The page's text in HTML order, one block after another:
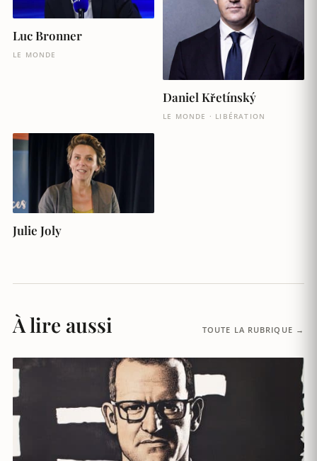
Luc Bronner
LE MONDE
Daniel Křetínský
LE MONDE · LIBÉRATION
Julie Joly
À lire aussi TOUTE LA RUBRIQUE →